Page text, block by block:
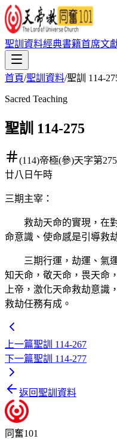
聖訓資料經典書籍首席文
首頁/聖訓資料/聖訓 114-
Sacred Teaching
聖訓 114-275
(114)帝極(參)天字第
廿八日午時
三期主宰 ：
救劫天命的實現，在對
命意識、使命感是引導救
三期行運，劫運、氣運
知天命，敬天命，畏天命
上帝，激化天命救劫意識
救劫任務有成。
上一篇聖訓 114-267
下一篇聖訓 114-277
返回聖訓資料
同奮101